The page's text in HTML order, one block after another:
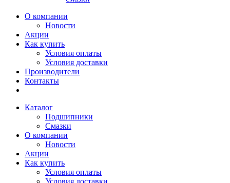
О компании
Новости
Акции
Как купить
Условия оплаты
Условия доставки
Производители
Контакты
Каталог
Подшипники
Смазки
О компании
Новости
Акции
Как купить
Условия оплаты
Условия доставки